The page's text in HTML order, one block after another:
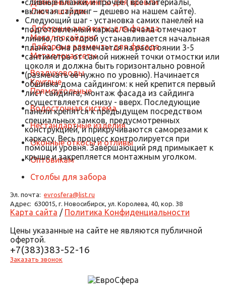
сливные планки, и прочее ( все материалы,
включая сайдинг – дешево на нашем сайте).
Следующий шаг - установка самих панелей на
подготовленный каркас. Сначала отмечают
линию, по которой устанавливается начальная
планка. Она размечается на расстоянии 3-5
сантиметра от самой нижней точки отмостки или
цоколя и должна быть горизонтально ровной
(размечать её нужно по уровню). Начинается
обшивка дома сайдингом: к ней крепится первый
лист сайдинга, монтаж фасада из сайдинга
осуществляется снизу - вверх. Последующие
панели крепятся к предыдущем посредством
специальных замков, предусмотренных
конструкцией, и прикручиваются саморезами к
каркасу. Весь процесс контролируется при
помощи уровня. Завершающий ряд примыкает к
крыше и закрепляется монтажным уголком.
Доборные элементы для кровли
Лист и штрипс
Доборные элементы для фасада
Металлосайдинг
Доборные элементы для фасада
Металлокассеты
Воздуховоды
Круглые
Прямоугольные
Водосточная система
Нестандартные изделия
Оконные откосы и отливы
Оптовикам
Столбы для забора
Эл. почта: evrosfera@list.ru
Адрес: 630015, г. Новосибирск, ул. Королева, 40, кор. 38
Карта сайта / Политика Конфиденциальности
Цены указанные на сайте не являются публичной
офертой.
+7(383)383-52-16
Заказать звонок